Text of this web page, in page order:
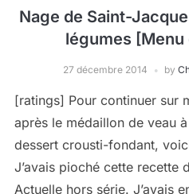
Nage de Saint-
légumes [Menu
27 décembre 2014 by
[ratings] Pour continuer sur
après le médaillon de veau
dessert crousti-fondant,
J’avais pioché cette recette
Actuelle hors série. J’avais